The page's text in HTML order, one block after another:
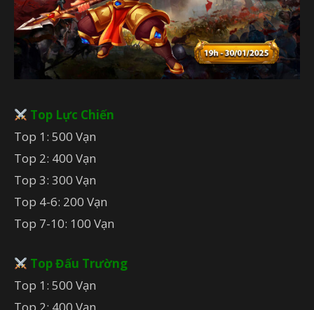
Top Lực Chiến
Top 1: 500 Vạn
Top 2: 400 Vạn
Top 3: 300 Vạn
Top 4-6: 200 Vạn
Top 7-10: 100 Vạn
Top Đấu Trường
Top 1: 500 Vạn